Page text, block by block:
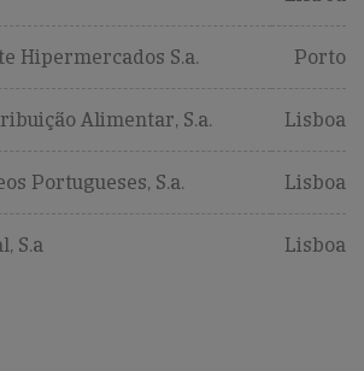
Hipermercados S.a. Porto
Alimentar, S.a. Lisboa
Portugueses, S.a. Lisboa
S.a Lisboa